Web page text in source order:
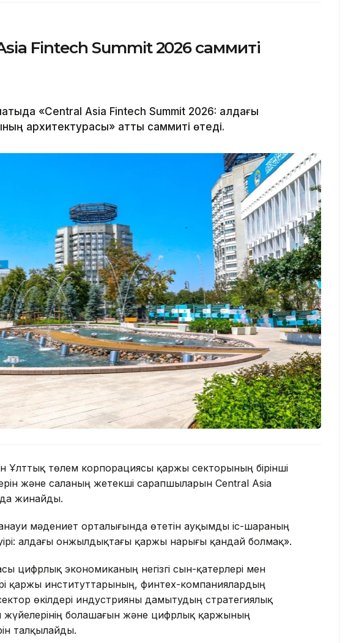
Fintech Summit 2026 саммиті
«Central Asia Fintech Summit 2026: алдағы
архитектурасы» атты саммиті өтеді.
Ұлттық төлем корпорациясы қаржы секторының бірінші
және саланың жетекші сарапшыларын Central Asia
жинайды.
мәдениет орталығында өтетін ауқымды іс-шараның
алдағы онжылдықтағы қаржы нарығы қандай болмақ».
цифрлық экономиканың негізгі сын-қатерлері мен
қаржы институттарының, финтех-компаниялардың
өкілдері индустрияны дамытудың стратегиялық
болашағын және цифрлық қаржының
талқылайды.